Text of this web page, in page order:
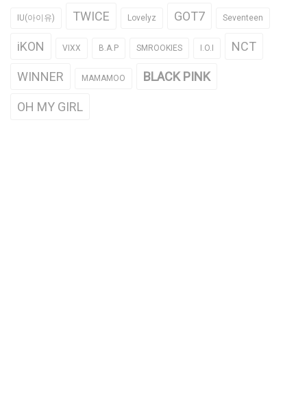
IU(아이유) TWICE Lovelyz GOT7 Seventeen
iKON VIXX B.A.P SMROOKIES I.O.I NCT
WINNER MAMAMOO BLACK PINK
OH MY GIRL